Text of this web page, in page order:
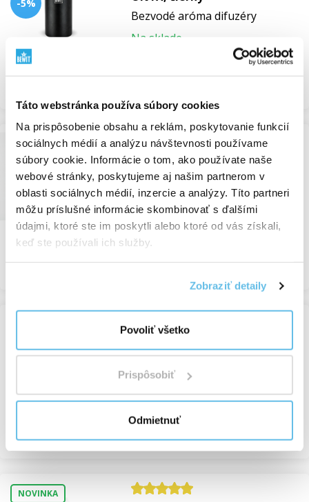
Táto webstránka používa súbory cookies
Na prispôsobenie obsahu a reklám, poskytovanie funkcií
sociálnych médií a analýzu návštevnosti používame
súbory cookie. Informácie o tom, ako používate naše
webové stránky, poskytujeme aj našim partnerom v
oblasti sociálnych médií, inzercie a analýzy. Títo partneri
môžu príslušné informácie skombinovať s ďalšími
údajmi, ktoré ste im poskytli alebo ktoré od vás získali,
keď ste používali ich služby.
Zobraziť detaily
Povoliť všetko
Prispôsobiť
Odmietnuť
-5%
Bezvodé aróma difuzéry
Na sklade
NOVINKA
-10%
Aróma difuzér Alveo, na
batérie
USB
Na sklade
22,90 €
Prezrieť
Pokračovacia súprava na
prírodné pranie
32,12 €
NOVINKA